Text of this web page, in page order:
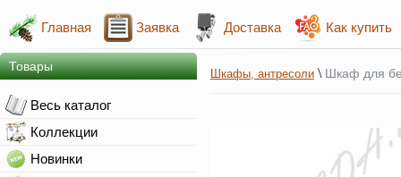
Главная Заявка Доставка Как купить
Товары
Весь каталог
Коллекции
Новинки
Шкафы, антресоли \ Шкаф для